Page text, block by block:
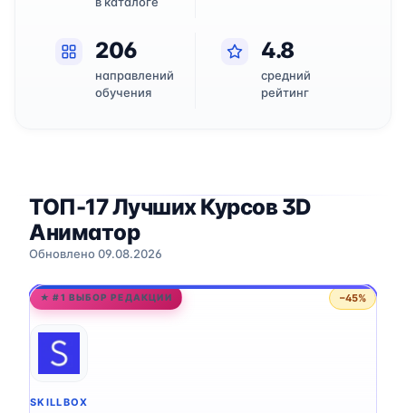
206
направлений
обучения
4.8
средний
рейтинг
ТОП-17 Лучших Курсов 3D
Аниматор
Обновлено 09.08.2026
★ #1 ВЫБОР РЕДАКЦИИ −45%
SKILLBOX